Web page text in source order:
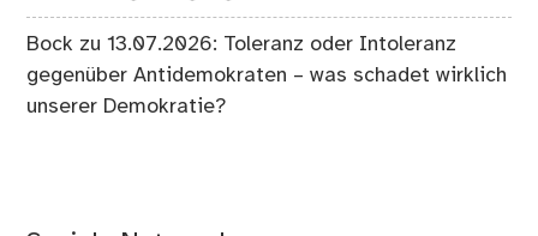
Bock zu13.07.2026: Toleranz oder Intoleranz
gegenüber Antidemokraten – was schadet wirklich
unserer Demokratie?